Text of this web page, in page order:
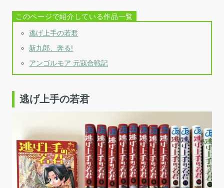
逃げ上手の若君
新九郎、奔る!
アンゴルモア 元寇合戦記
逃げ上手の若君